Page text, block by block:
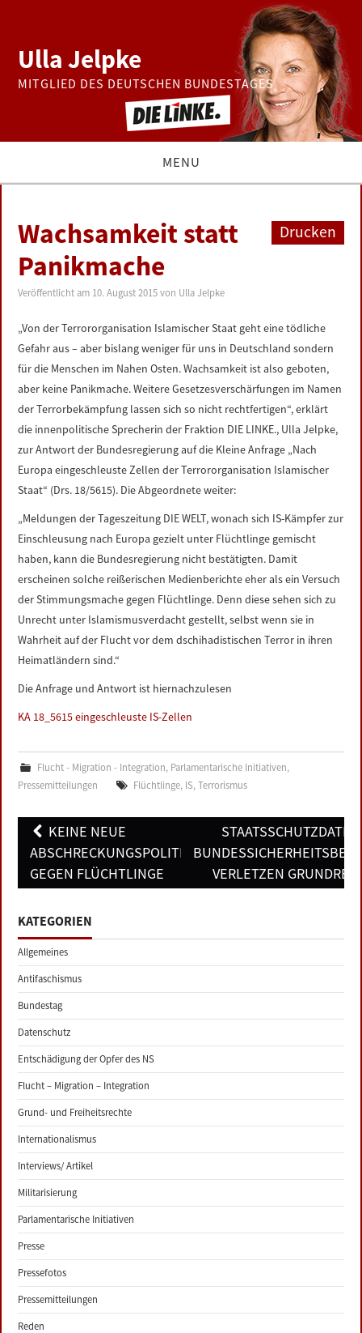
Ulla Jelpke
MITGLIED DES DEUTSCHEN BUNDESTAGES
MENU
BUNDESTAG
PRESSE
ZUR PERSON
LINKS
DATENSCHUTZERKLÄRUNG
IMPRESSUM
Drucken
Wachsamkeit statt
Panikmache
Veröffentlicht am 10. August 2015 von Ulla Jelpke
„Von der Terrororganisation Islamischer Staat geht eine tödliche
Gefahr aus – aber bislang weniger für uns in Deutschland sondern
für die Menschen im Nahen Osten. Wachsamkeit ist also geboten,
aber keine Panikmache. Weitere Gesetzesverschärfungen im Namen
der Terrorbekämpfung lassen sich so nicht rechtfertigen“, erklärt
die innenpolitische Sprecherin der Fraktion DIE LINKE., Ulla Jelpke,
zur Antwort der Bundesregierung auf die Kleine Anfrage „Nach
Europa eingeschleuste Zellen der Terrororganisation Islamischer
Staat“ (Drs. 18/5615). Die Abgeordnete weiter:
„Meldungen der Tageszeitung DIE WELT, wonach sich IS-Kämpfer zur
Einschleusung nach Europa gezielt unter Flüchtlinge gemischt
haben, kann die Bundesregierung nicht bestätigten. Damit
erscheinen solche reißerischen Medienberichte eher als ein Versuch
der Stimmungsmache gegen Flüchtlinge. Denn diese sehen sich zu
Unrecht unter Islamismusverdacht gestellt, selbst wenn sie in
Wahrheit auf der Flucht vor dem dschihadistischen Terror in ihren
Heimatländern sind.“
Die Anfrage und Antwort ist hiernachzulesen
KA 18_5615 eingeschleuste IS-Zellen
Flucht - Migration - Integration, Parlamentarische Initiativen,
Pressemitteilungen
Flüchtlinge, IS, Terrorismus
Post
navigation
KEINE NEUE
ABSCHRECKUNGSPOLITIK
GEGEN FLÜCHTLINGE
VERLETZEN
KATEGORIEN
Allgemeines
Antifaschismus
Bundestag
Datenschutz
Entschädigung der Opfer des NS
Flucht – Migration – Integration
Grund- und Freiheitsrechte
Internationalismus
Interviews/ Artikel
Militarisierung
Parlamentarische Initiativen
Presse
Pressefotos
Pressemitteilungen
Reden